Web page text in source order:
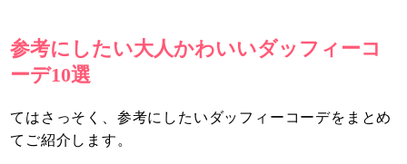
参考にしたい大人かわいいダッフィーコ
ーデ10選
てはさっそく、参考にしたいダッフィーコーデをまとめ
てご紹介します。